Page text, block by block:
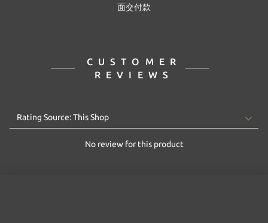
面交付款
CUSTOMER
REVIEWS
No review for this product